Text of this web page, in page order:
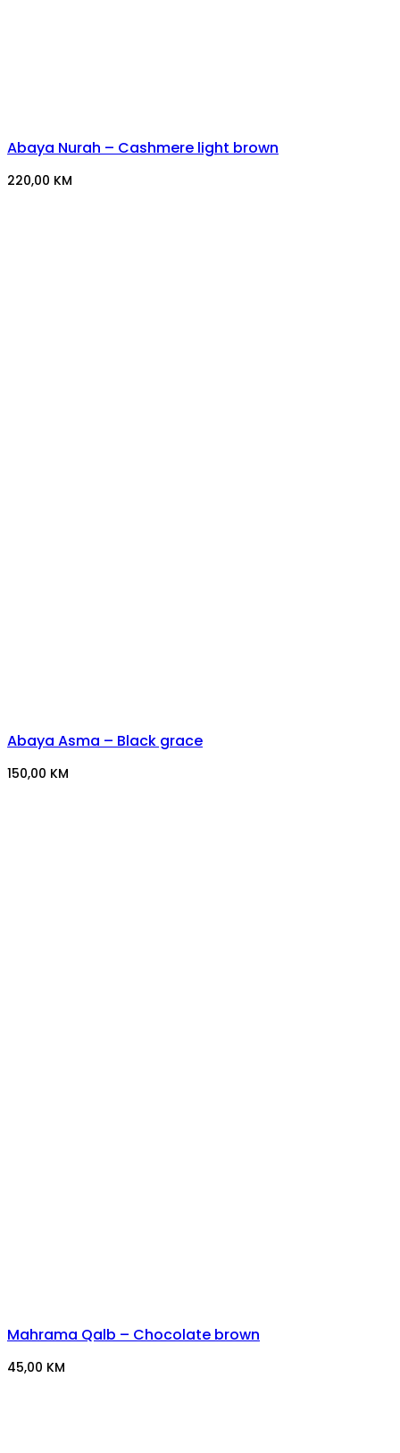
Abaya Nurah – Cashmere light brown
220,00 KM
Abaya Asma – Black grace
150,00 KM
Mahrama Qalb – Chocolate brown
45,00 KM